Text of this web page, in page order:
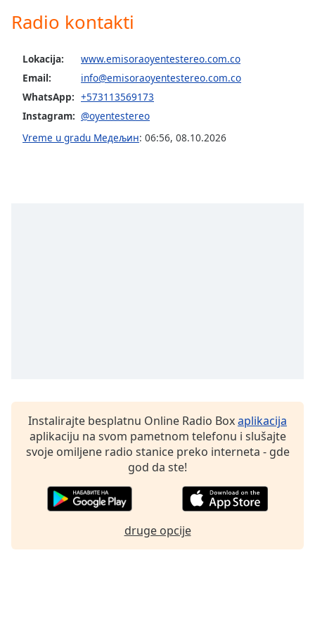
Opacity
Caption
Area
Background
Color
Opacity
Close
Modal
Dialog
Radio kontakti
Lokacija:
www.emisoraoyentestereo.com.co
Email:
info@emisoraoyentestereo.com.co
WhatsApp: +573113569173
Instagram: @oyentestereo
Vreme u gradu Медељин: 06:56, 08.10.2026
Instalirajte besplatnu Online Radio Boxaplikacija
aplikaciju na svom pametnom telefonu i slušajte
svoje omiljene radio stanice preko interneta - gde
god da ste!
druge opcije